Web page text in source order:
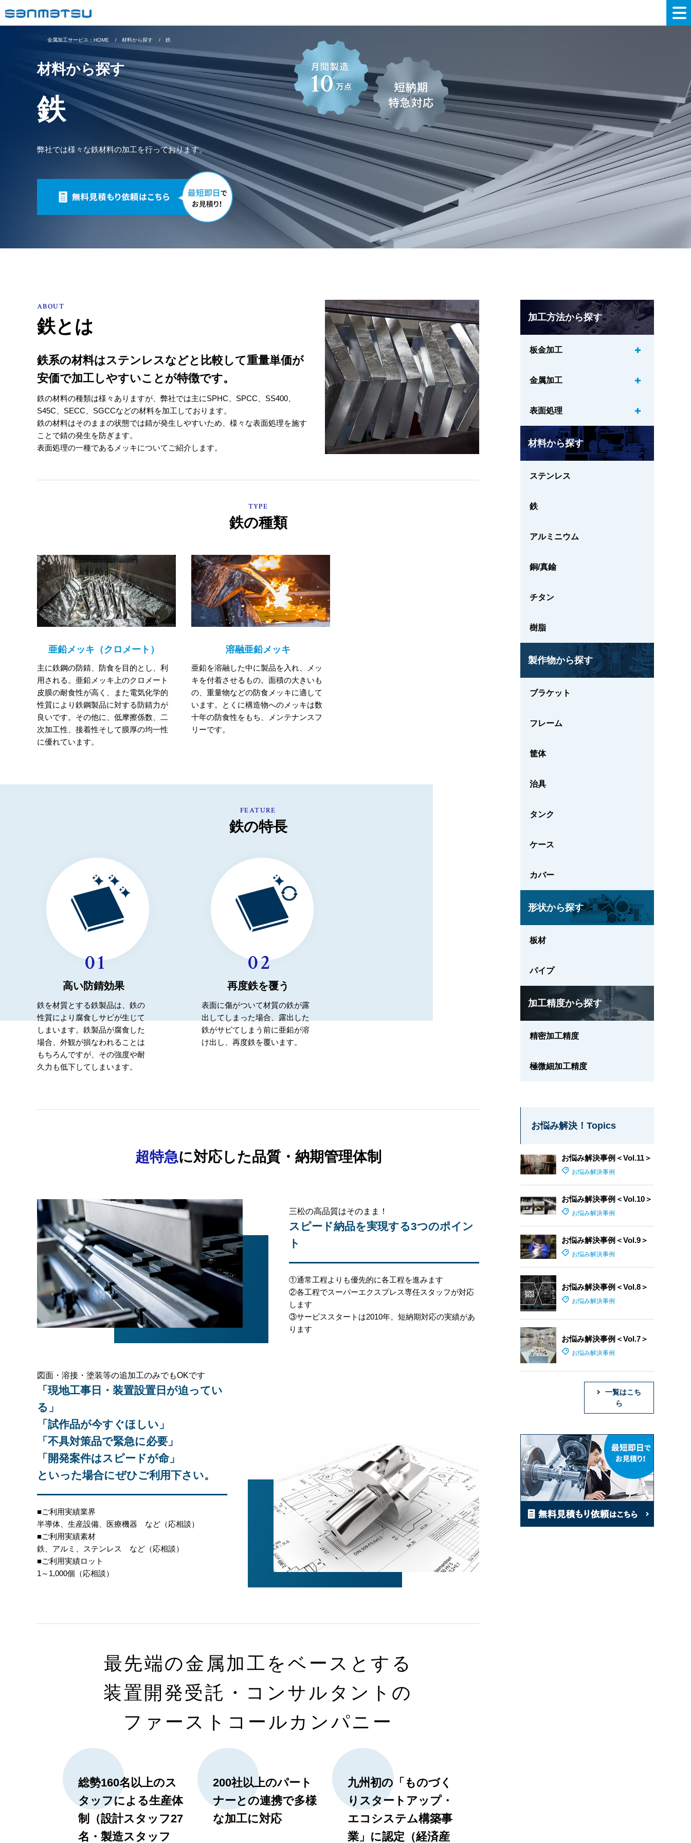
金属加工サービス：HOME 材料から探す 鉄
材料から探す
鉄
弊社では様々な鉄材料の加工を行っております。
ABOUT
鉄とは
鉄系の材料はステンレスなどと比較して重量単価が
安価で加工しやすいことが特徴です。
鉄の材料の種類は様々ありますが、弊社では主にSPHC、SPCC、SS400、
S45C、SECC、SGCCなどの材料を加工しております。
鉄の材料はそのままの状態では錆が発生しやすいため、様々な表面処理を施す
ことで錆の発生を防ぎます。
表面処理の一種であるメッキについてご紹介します。
TYPE
鉄の種類
亜鉛メッキ（クロメート）
主に鉄鋼の防錆、防食を目的とし、利
用される。亜鉛メッキ上のクロメート
皮膜の耐食性が高く、また電気化学的
性質により鉄鋼製品に対する防錆力が
良いです。その他に、低摩擦係数、二
次加工性、接着性そして膜厚の均一性
に優れています。
溶融亜鉛メッキ
亜鉛を溶融した中に製品を入れ、メッ
キを付着させるもの。面積の大きいも
の、重量物などの防食メッキに適して
います。とくに構造物へのメッキは数
十年の防食性をもち、メンテナンスフ
リーです。
FEATURE
鉄の特長
高い防錆効果
鉄を材質とする鉄製品は、鉄の
性質により腐食しサビが生じて
しまいます。鉄製品が腐食した
場合、外観が損なわれることは
もちろんですが、その強度や耐
久力も低下してしまいます。
再度鉄を覆う
表面に傷がついて材質の鉄が露
出してしまった場合、露出した
鉄がサビてしまう前に亜鉛が溶
け出し、再度鉄を覆います。
超特急に対応した品質・納期管理体制
三松の高品質はそのまま！
スピード納品を実現する3つのポイン
ト
①通常工程よりも優先的に各工程を進みます
②各工程でスーパーエクスプレス専任スタッフが対応
します
③サービススタートは2010年。短納期対応の実績があ
ります
図面・溶接・塗装等の追加工のみでもOKです
「現地工事日・装置設置日が迫ってい
る」
「試作品が今すぐほしい」
「不具対策品で緊急に必要」
「開発案件はスピードが命」
といった場合にぜひご利用下さい。
■ご利用実績業界
半導体、生産設備、医療機器 など（応相談）
■ご利用実績素材
鉄、アルミ、ステンレス など（応相談）
■ご利用実績ロット
1～1,000個（応相談）
最先端の金属加工をベースとする
装置開発受託・コンサルタントの
ファーストコールカンパニー
総勢160名以上のス
タッフによる生産体
制（設計スタッフ27
名・製造スタッフ
200社以上のパート
ナーとの連携で多様
な加工に対応
九州初の「ものづく
りスタートアップ・
エコシステム構築事
業」に認定（経済産
加工方法から探す
板金加工
金属加工
表面処理
材料から探す
ステンレス
鉄
アルミニウム
銅/真鍮
チタン
樹脂
製作物から探す
ブラケット
フレーム
筐体
治具
タンク
ケース
カバー
形状から探す
板材
パイプ
加工精度から探す
精密加工精度
極微細加工精度
お悩み解決！Topics
お悩み解決事例＜Vol.11＞
お悩み解決事例
お悩み解決事例＜Vol.10＞
お悩み解決事例
お悩み解決事例＜Vol.9＞
お悩み解決事例
お悩み解決事例＜Vol.8＞
お悩み解決事例
お悩み解決事例＜Vol.7＞
お悩み解決事例
一覧はこち
ら